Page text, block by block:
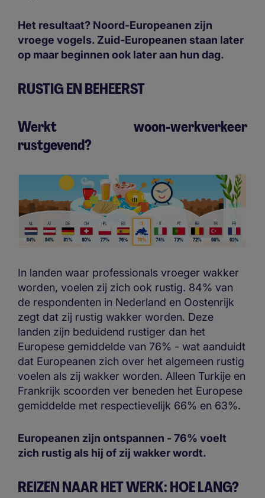
Het resultaat? Noord-Europeanen zijn
vroege vogels. Zuid-Europeanen staan later
op maar beginnen ook later aan hun dag.
RUSTIG EN BEHEERST
Werkt woon-werkverkeer
rustgevend?
In landen waar professionals vroeger wakker
worden, voelen zij zich ook rustig. 84% van
de respondenten in Nederland en Oostenrijk
zegt dat zij rustig wakker worden. Deze
landen zijn beduidend rustiger dan het
Europese gemiddelde van 76% - wat aanduidt
dat Europeanen zich over het algemeen rustig
voelen als zij wakker worden. Alleen Turkije en
Frankrijk scoorden ver beneden het Europese
gemiddelde met respectievelijk 66% en 63%.
Europeanen zijn ontspannen - 76% voelt
zich rustig als hij of zij wakker wordt.
REIZEN NAAR HET WERK: HOE LANG?